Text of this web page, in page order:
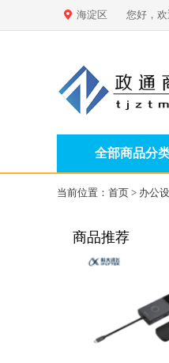
海淀区 您好，
全部商品分
当前位置： 首页 > 办公
商品推荐